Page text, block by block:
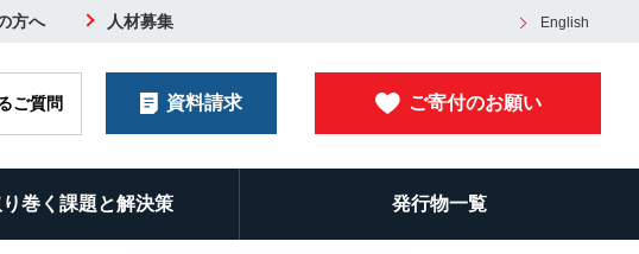
方へ 人材募集 English
ご質問 資料請求 ご寄付のお願い
巻く課題と解決策 発行物一覧